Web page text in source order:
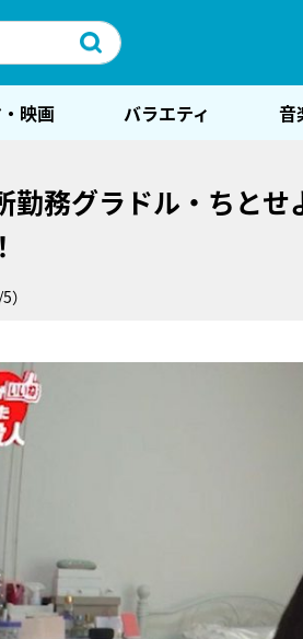
映画 バラエティ 音
勤務グラドル・ちと
）